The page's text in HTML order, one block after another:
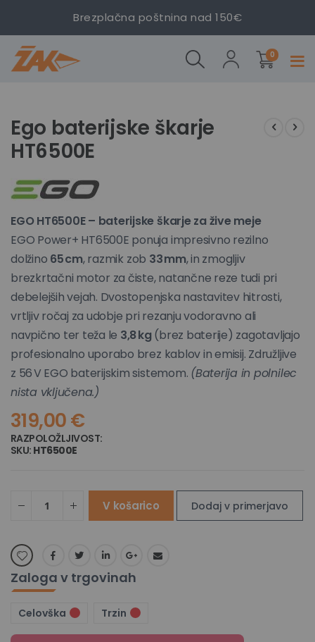
Brezplačna poštnina nad 150€
0izdelki
na
konec
galerije
slik
baterijske
škarje
na
začetek
galerije
slik
Ego baterijske škarje
HT6500E
EGO HT6500E – baterijske škarje za žive meje
EGO Power+ HT6500E ponuja impresivno rezilno
dolžino 65 cm, razmik zob 33 mm, in zmogljiv
brezkrtačni motor za čiste, natančne reze tudi pri
debelejših vejah. Dvostopenjska nastavitev hitrosti,
vrtljiv ročaj za udobje pri rezanju vodoravno ali
navpično ter teža le 3,8 kg(brez baterije) zagotavljajo
profesionalno uporabo brez kablov in emisij. Združljive
z 56 V EGO baterijskim sistemom. (Baterija in polnilec
nista vključena.)
319,00 €
RAZPOLOŽLJIVOST:
SKU HT6500E
V košarico Dodaj v primerjavo
Zaloga v trgovinah
Celovška Trzin